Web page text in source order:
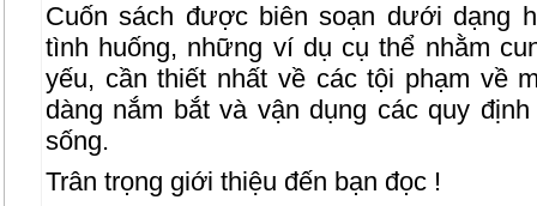
Cuốn sách được biên soạn dưới dạng
tình huống, những ví dụ cụ thể nhằm
yếu, cần thiết nhất về các tội phạm về
dàng nắm bắt và vận dụng các quy
sống.
Trân trọng giới thiệu đến bạn đọc !